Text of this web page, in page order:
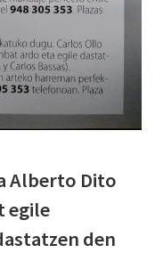
Alberto Dito
egile
den